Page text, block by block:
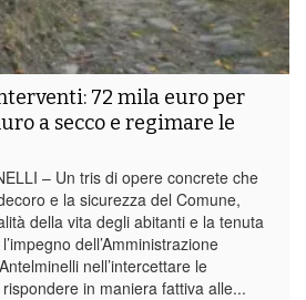
72 mila euro per
a secco e regimare le
– Un tris di opere concrete che
e la sicurezza del Comune,
della vita degli abitanti e la tenuta
dell’Amministrazione
nell’intercettare le
in maniera fattiva alle...